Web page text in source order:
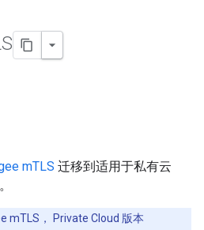
mTLS 迁移到适用于私有云
mTLS， Private Cloud 版本